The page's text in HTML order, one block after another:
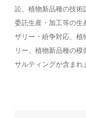
訟、植物新品種の技術
委託生産・加工等の生
ザリー・紛争対応、植
リー、植物新品種の
サルティングが含まれ